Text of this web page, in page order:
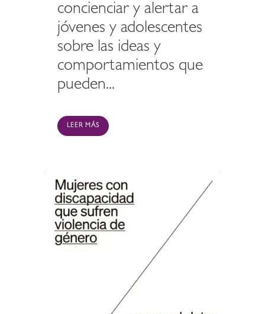
concienciar y alertar a
jóvenes y adolescentes
sobre las ideas y
comportamientos que
pueden...
LEER MÁS